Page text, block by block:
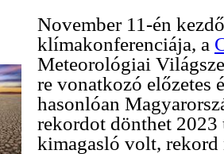
November 11-én
klímakonferenciája, a
Meteorológiai
re vonatkozó előzetes
hasonlóan
rekordot dönthet 2023
kimagasló volt, rekord